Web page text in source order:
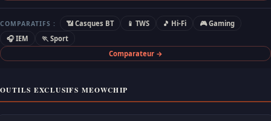
COMPARATIFS : 📶 Casques BT 📱 TWS 🎵 Hi-Fi
🎮 Gaming
🎧 IEM
🏃 Sport
Comparateur →
OUTILS EXCLUSIFS MEOWCHIP